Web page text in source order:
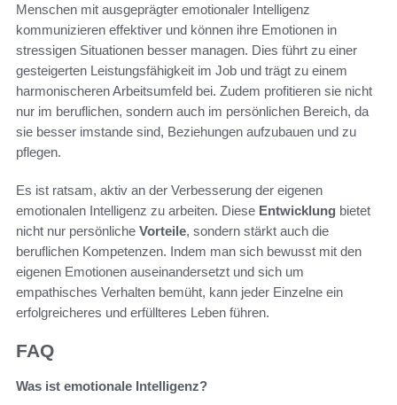
Menschen mit ausgeprägter emotionaler Intelligenz
kommunizieren effektiver und können ihre Emotionen in
stressigen Situationen besser managen. Dies führt zu einer
gesteigerten Leistungsfähigkeit im Job und trägt zu einem
harmonischeren Arbeitsumfeld bei. Zudem profitieren sie nicht
nur im beruflichen, sondern auch im persönlichen Bereich, da
sie besser imstande sind, Beziehungen aufzubauen und zu
pflegen.
Es ist ratsam, aktiv an der Verbesserung der eigenen
emotionalen Intelligenz zu arbeiten. Diese Entwicklung bietet
nicht nur persönliche Vorteile, sondern stärkt auch die
beruflichen Kompetenzen. Indem man sich bewusst mit den
eigenen Emotionen auseinandersetzt und sich um
empathisches Verhalten bemüht, kann jeder Einzelne ein
erfolgreicheres und erfüllteres Leben führen.
FAQ
Was ist emotionale Intelligenz?